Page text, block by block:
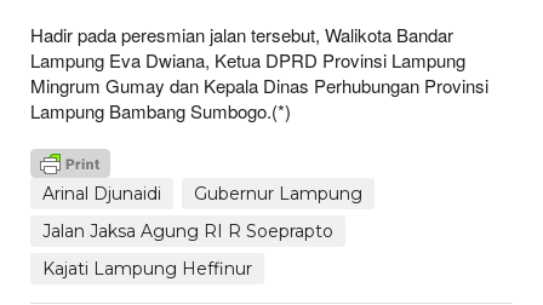
Hadir pada peresmian jalan tersebut, Walikota Bandar
Lampung Eva Dwiana, Ketua DPRD Provinsi Lampung
Mingrum Gumay dan Kepala Dinas Perhubungan Provinsi
Lampung Bambang Sumbogo.(*)
Arinal Djunaidi
Gubernur Lampung
Jalan Jaksa Agung RI R Soeprapto
Kajati Lampung Heffinur